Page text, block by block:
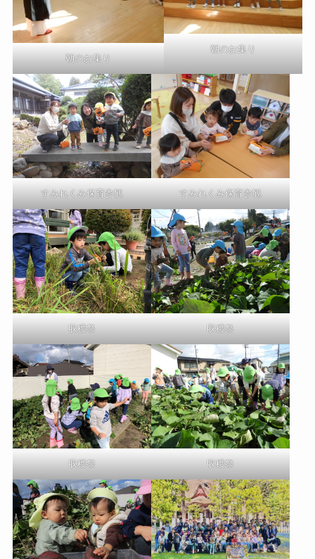
朝のお集り
朝のお集り
すみれくみ保育参観 すみれくみ保育参観
収穫祭 収穫祭
収穫祭 収穫祭